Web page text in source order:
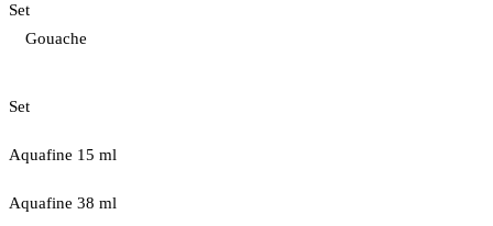
Set
Gouache
Set
Aquafine 15 ml
Aquafine 38 ml